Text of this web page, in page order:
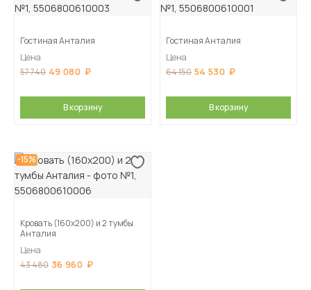
Гостиная Анталия
Цена
57 740 49 080
В корзину
Гостиная Анталия
Цена
64 150 54 530
В корзину
-15%
Кровать (160х200) и 2 тумбы
Анталия
Цена
43 480 36 960